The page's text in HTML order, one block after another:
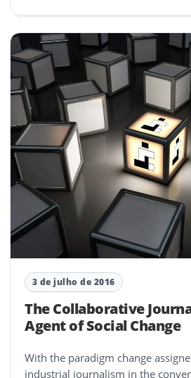
3 de julho de 2016
The Collaborative
Agent of Social Change
With the paradigm change
industrial journalism in the